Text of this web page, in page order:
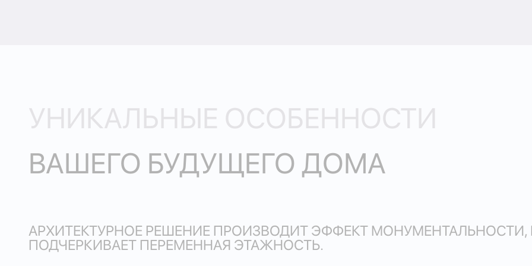
УНИКАЛЬНЫЕ ОСОБЕННОСТИ
ВАШЕГО БУДУЩЕГО ДОМА
АРХИТЕКТУРНОЕ РЕШЕНИЕ ПРОИЗВОДИТ ЭФФЕКТ МОНУМЕНТАЛЬНОСТИ,
ПОДЧЕРКИВАЕТ ПЕРЕМЕННАЯ ЭТАЖНОСТЬ.